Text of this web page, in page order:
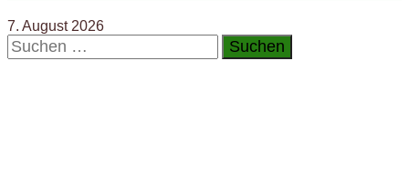
7. August 2026
Suchen
nach: